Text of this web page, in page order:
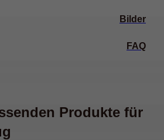
Bilder
FAQ
Produkte für